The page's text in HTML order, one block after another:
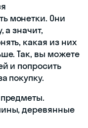
монетки. Они
а значит,
какая из них
Так, вы можете
и попросить
покупку.
деревянные